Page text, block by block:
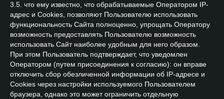
3.5. что ему известно, что обрабатываемые Оператором IP-
адрес и Cookies, позволяют Пользователю использовать
функциональность Сайта полноценно, упрощать Оператору
возможность предоставлять Пользователю возможность
использовать Сайт наиболее удобным для него образом.
При этом Пользователь подтверждает, что уведомлен
Оператором (путем присоединения к согласию): он вправе
отключить сбор обезличенной информации об IP-адресе и
Cookies через настройки используемого Пользователем
браузера, однако это может ограничить отдельную